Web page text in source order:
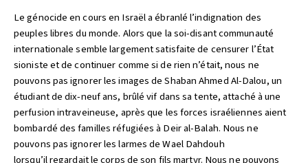
Le génocide en cours en Israël a ébranlé l’indignation des
peuples libres du monde. Alors que la soi-disant communauté
internationale semble largement satisfaite de censurer l’État
sioniste et de continuer comme si de rien n’était, nous ne
pouvons pas ignorer les images de Shaban Ahmed Al-Dalou, un
étudiant de dix-neuf ans, brûlé vif dans sa tente, attaché à une
perfusion intraveineuse, après que les forces israéliennes aient
bombardé des familles réfugiées à Deir al-Balah. Nous ne
pouvons pas ignorer les larmes de Wael Dahdouh
lorsqu’il regardait le corps de son fils martyr. Nous ne pouvons